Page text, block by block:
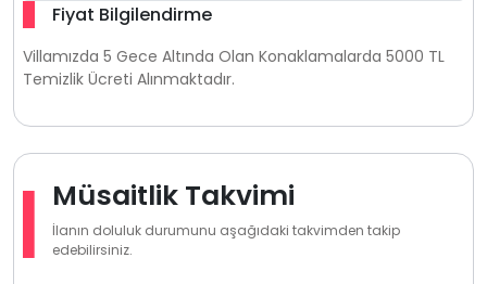
Fiyat Bilgilendirme
Villamızda 5 Gece Altında Olan Konaklamalarda 5000 TL
Temizlik Ücreti Alınmaktadır.
Müsaitlik Takvimi
İlanın doluluk durumunu aşağıdaki takvimden takip
edebilirsiniz.